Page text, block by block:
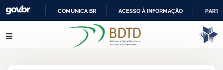
IR
PARA
COMUNICA BR ACESSO À INFORMAÇÃO
Pular para o conteúdo